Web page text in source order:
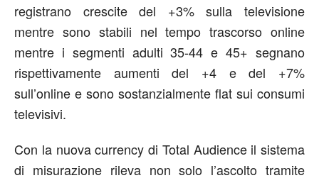
registrano crescite del +3% sulla televisione
mentre sono stabili nel tempo trascorso online
mentre i segmenti adulti 35-44 e 45+ segnano
rispettivamente aumenti del +4 e del +7%
sull’online e sono sostanzialmente flat sui consumi
televisivi.
Con la nuova currency di Total Audience il sistema
di misurazione rileva non solo l’ascolto tramite